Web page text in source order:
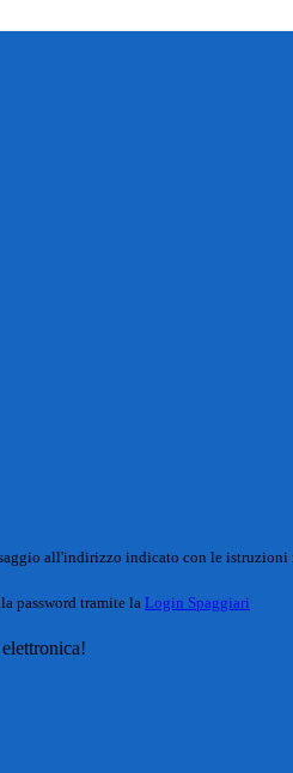
all'indirizzo indicato con le istruzioni
password tramite la Login Spaggiari